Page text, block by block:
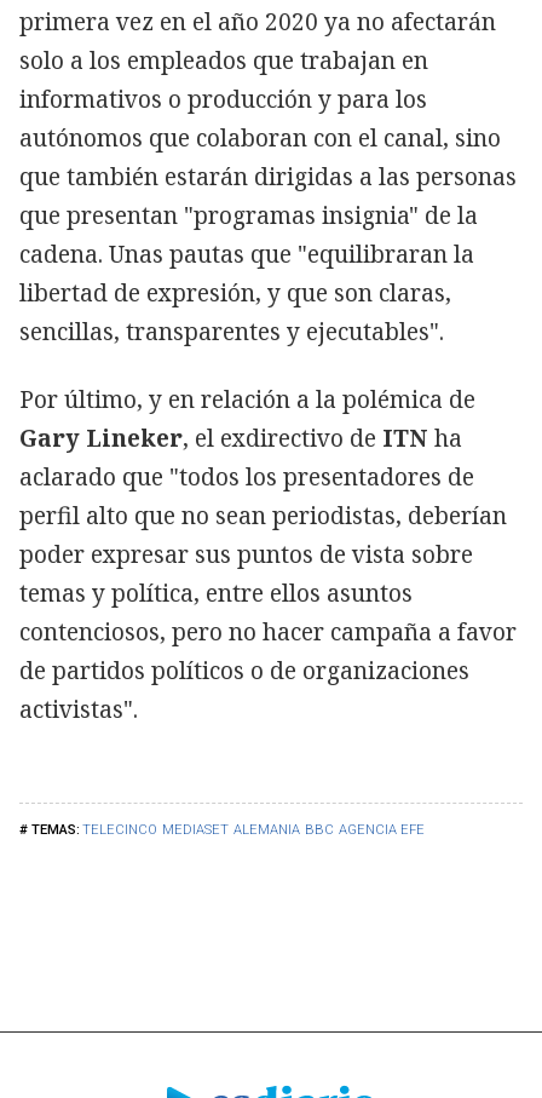
TELECINCO MEDIASET ALEMANIA BBC AGENCIA EFE
primera vez en el año 2020 ya no afectarán
solo a los empleados que trabajan en
informativos o producción y para los
autónomos que colaboran con el canal, sino
que también estarán dirigidas a las personas
que presentan "programas insignia" de la
cadena. Unas pautas que "equilibraran la
libertad de expresión, y que son claras,
sencillas, transparentes y ejecutables".
Por último, y en relación a la polémica de
Gary Lineker, el exdirectivo de ITN ha
aclarado que "todos los presentadores de
perfil alto que no sean periodistas, deberían
poder expresar sus puntos de vista sobre
temas y política, entre ellos asuntos
contenciosos, pero no hacer campaña a favor
de partidos políticos o de organizaciones
activistas".